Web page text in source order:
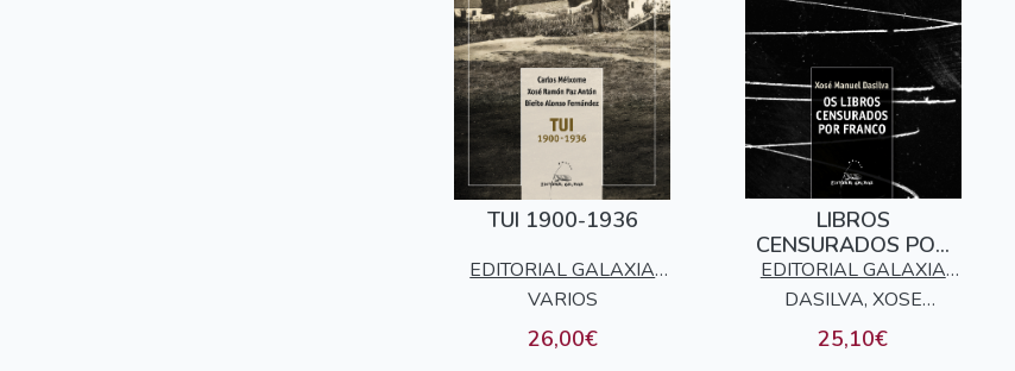
TUI 1900-1936
EDITORIAL GALAXIA
S.A.
VARIOS
26,00€
LIBROS
CENSURADOS POR
FRANCO, OS
EDITORIAL GALAXIA
S.A.
DASILVA, XOSE
MANUEL
25,10€